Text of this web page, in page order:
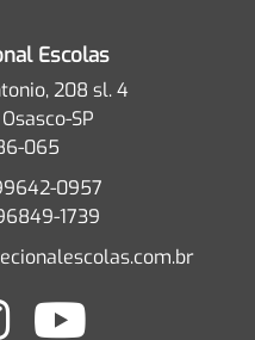
Escolas
208 sl. 4
SP
065
0957
1739